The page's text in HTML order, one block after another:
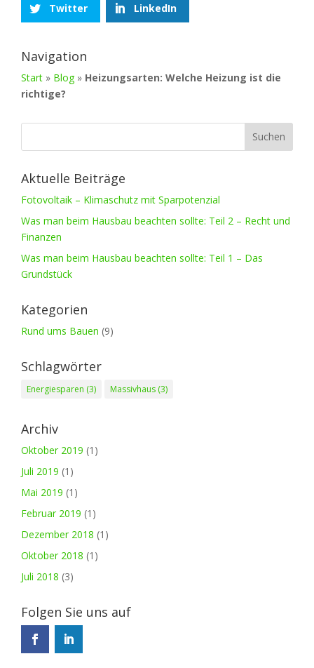
Twitter LinkedIn
Navigation
Start » Blog» Heizungsarten: Welche Heizung ist die
richtige?
Aktuelle Beiträge
Fotovoltaik – Klimaschutz mit Sparpotenzial
Was man beim Hausbau beachten sollte: Teil 2 – Recht und
Finanzen
Was man beim Hausbau beachten sollte: Teil 1 – Das
Grundstück
Kategorien
Rund ums Bauen (9)
Schlagwörter
Energiesparen (3) Massivhaus (3)
Archiv
Oktober 2019 (1)
Juli 2019 (1)
Mai 2019 (1)
Februar 2019 (1)
Dezember 2018 (1)
Oktober 2018 (1)
Juli 2018 (3)
Folgen Sie uns auf